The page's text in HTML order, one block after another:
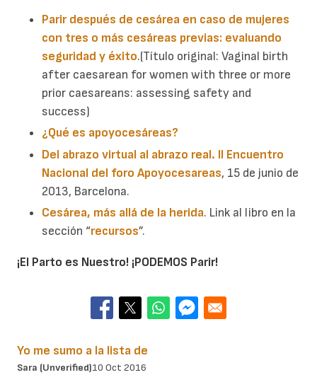
Parir después de cesárea en caso de mujeres
con tres o más cesáreas previas: evaluando
seguridad y éxito.(Título original: Vaginal birth
after caesarean for women with three or more
prior caesareans: assessing safety and
success)
¿Qué es apoyocesáreas?
Del abrazo virtual al abrazo real. II Encuentro
Nacional del foro Apoyocesareas, 15 de junio de
2013, Barcelona.
Cesárea, más allá de la herida. Link al libro en la
sección “recursos”.
¡El Parto es Nuestro! ¡PODEMOS Parir!
Yo me sumo a la lista de
Sara (unverified)10 Oct 2016